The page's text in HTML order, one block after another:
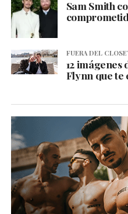
Sam Smith
FUERA DEL
12 imágenes
Flynn que te